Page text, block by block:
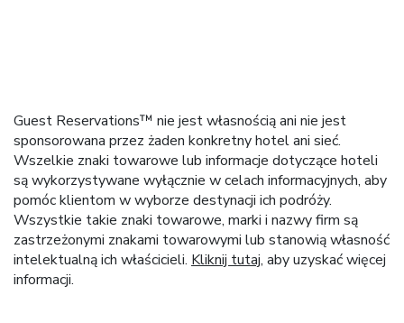
Guest Reservations™ nie jest własnością ani nie jest
sponsorowana przez żaden konkretny hotel ani sieć.
Wszelkie znaki towarowe lub informacje dotyczące hoteli
są wykorzystywane wyłącznie w celach informacyjnych, aby
pomóc klientom w wyborze destynacji ich podróży.
Wszystkie takie znaki towarowe, marki i nazwy firm są
zastrzeżonymi znakami towarowymi lub stanowią własność
intelektualną ich właścicieli. Kliknij tutaj, aby uzyskać więcej
informacji.